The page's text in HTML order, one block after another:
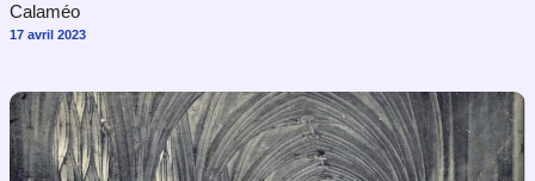
Calaméo
17 avril 2023